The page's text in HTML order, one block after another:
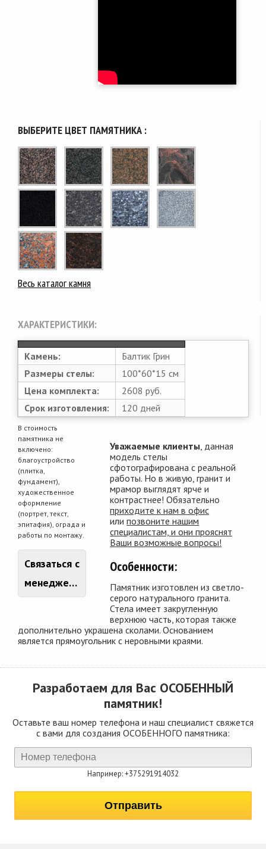
ВЫБЕРИТЕ ЦВЕТ ПАМЯТНИКА :
Весь каталог камня
ХАРАКТЕРИСТИКИ:
Камень:
Балтик Грин
Размеры стелы:
100*60*15 см
Цена комплекта:
2608 руб.
Срок изготовления:
120 дней
В стоимость
памятника не
включено:
благоустройство
(плитка,
фундамент),
художественное
оформление
(портрет, текст,
эпитафия), ограда и
работы по монтажу.
Связаться с
менеджером
Уважаемые клиенты , данная
модель стелы
сфотографирована с реальной
работы. Но в живую, гранит и
мрамор выглядят ярче и
контрастнее! Обязательно
приходите к нам в офис
илипозвоните нашим
специалистам, и они прояснят
Ваши возможные вопросы!
Особенности:
Памятник изготовлен из светло-
серого натурального гранита.
Стела имеет закругленную
верхнюю часть, которая также
дополнительно украшена сколами. Основанием
является прямоугольник с неровными краями.
Разработаем для Вас ОСОБЕННЫЙ
памятник!
Оставьте ваш номер телефона и наш специалист свяжется
с вами для создания ОСОБЕННОГО памятника:
Например: +375291914032